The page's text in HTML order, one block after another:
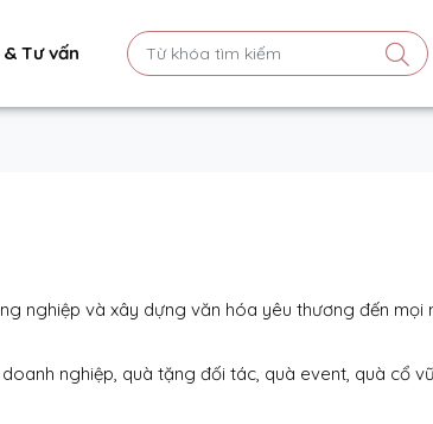
Tư vấn
nghiệp và xây dựng văn hóa yêu thương đến mọi
nghiệp, quà tặng đối tác, quà event, quà cổ